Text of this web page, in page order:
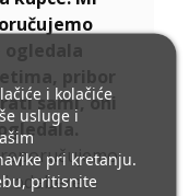
sami, oni
odaberete
i kolačiće
usluge i
pri kretanju.
pritisnite